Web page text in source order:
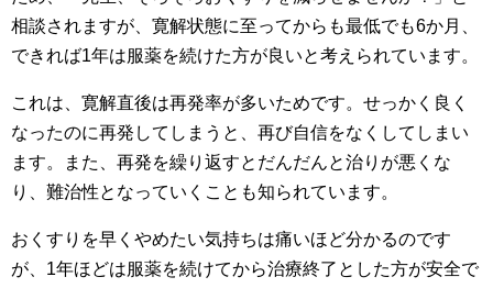
相談されますが、寛解状態に至ってからも最低でも6か月、
できれば1年は服薬を続けた方が良いと考えられています。
これは、寛解直後は再発率が多いためです。せっかく良く
なったのに再発してしまうと、再び自信をなくしてしまい
ます。また、再発を繰り返すとだんだんと治りが悪くな
り、難治性となっていくことも知られています。
おくすりを早くやめたい気持ちは痛いほど分かるのです
が、1年ほどは服薬を続けてから治療終了とした方が安全で